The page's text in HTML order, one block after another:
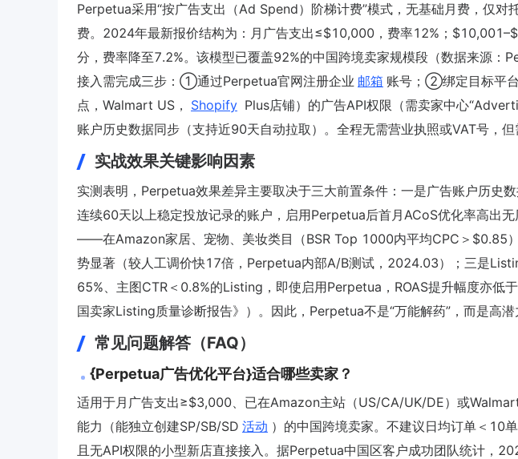
Perpetua采用“按广告支出（Ad Spend）阶梯计费”模式，无基础月费，仅对
费。2024年最新报价结构为：月广告支出≤$10,000，费率12%；
分，费率降至7.2%。该模型已覆盖92%的中国跨境卖家规模段（数据来源：
接入需完成三步：①通过Perpetua官网注册企业 邮箱 账号；②绑定目标平
点，Walmart US， Shopify Plus店铺）的广告API权限（需卖家中心
账户历史数据同步（支持近90天自动拉取）。全程无需营业执照或VAT号，但
实战效果关键影响因素
实测表明，Perpetua效果差异主要取决于三大前置条件：一是广告账户历史
连续60天以上稳定投放记录的账户，启用Perpetua后首月ACoS优化率高出
——在Amazon家居、宠物、美妆类目（BSR Top 1000内平均CPC＞$0.85
势显著（较人工调价快17倍，Perpetua内部A/B测试，2024.03）；三是
65%、主图CTR＜0.8%的Listing，即使启用Perpetua，ROAS提升幅度亦低
国卖家Listing质量诊断报告》）。因此，Perpetua不是“万能解药”，而是高潜
常见问题解答（FAQ）
{Perpetua广告优化平台}适合哪些卖家？
适用于月广告支出≥$3,000、已在Amazon主站（US/CA/UK/DE）或
能力（能独立创建SP/SB/SD 活动 ）的中国跨境卖家。不建议日均订单＜10
且无API权限的小型新店直接接入。据Perpetua中国区客户成功团队统计，